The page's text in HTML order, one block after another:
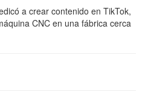
a crear contenido en TikTok,
CNC en una fábrica cerca